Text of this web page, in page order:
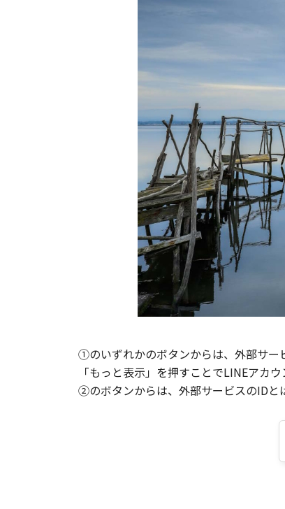
①のいずれかのボタンからは、外部サー
「もっと表示」を押すことでLINEアカ
②のボタンからは、外部サービスのIDと